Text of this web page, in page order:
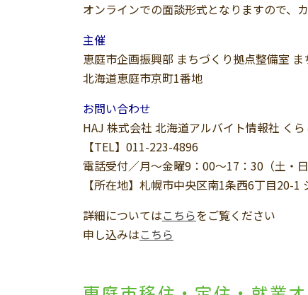
オンラインでの面談形式となりますので、
主催
恵庭市企画振興部 まちづくり拠点整備室
北海道恵庭市京町1番地
お問い合わせ
HAJ 株式会社 北海道アルバイト情報社 く
【TEL】011-223-4896
電話受付／月〜金曜9：00〜17：30（土・日
【所在地】札幌市中央区南1条西6丁目20-1
詳細についてはこちらをご覧ください
申し込みはこちら